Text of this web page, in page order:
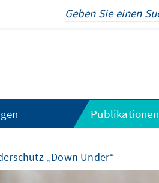
Publikationen
„Down Under“